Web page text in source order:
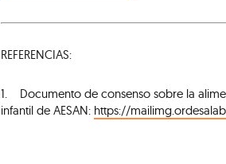
REFERENCIAS:
1. Documento de consenso sobre la
infantil de AESAN: https://